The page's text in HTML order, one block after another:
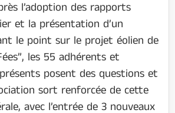
l’adoption des rapports
et la présentation d’un
le point sur le projet éolien de
les 55 adhérents et
posent des questions et
sort renforcée de cette
avec l’entrée de 3 nouveaux